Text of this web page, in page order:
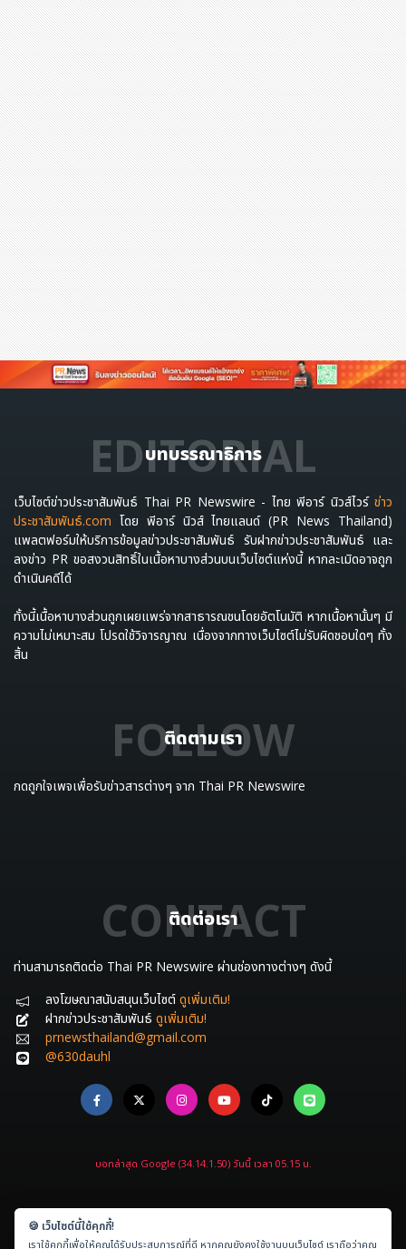
บทบรรณาธิการ
EDITORIAL
เว็บไซต์ข่าวประชาสัมพันธ์ Thai PR Newswire - ไทย พีอาร์ นิวส์ไวร์ ข่าว
ประชาสัมพันธ์.com โดย พีอาร์ นิวส์ ไทยแลนด์ (PR News Thailand)
แพลตฟอร์มให้บริการข้อมูลข่าวประชาสัมพันธ์ รับฝากข่าวประชาสัมพันธ์ และ
ลงข่าว PR ขอสงวนสิทธิ์ในเนื้อหาบางส่วนบนเว็บไซต์แห่งนี้ หากละเมิดอาจถูก
ดำเนินคดีได้
ทั้งนี้เนื้อหาบางส่วนถูกเผยแพร่จากสาธารณชนโดยอัตโนมัติ หากเนื้อหานั้นๆ มี
ความไม่เหมาะสม โปรดใช้วิจารญาณ เนื่องจากทางเว็บไซต์ไม่รับผิดชอบใดๆ ทั้ง
สิ้น
ติดตามเรา
FOLLOW
กดถูกใจเพจเพื่อรับข่าวสารต่างๆ จาก Thai PR Newswire
ติดต่อเรา
CONTACT
ท่านสามารถติดต่อ Thai PR Newswire ผ่านช่องทางต่างๆ ดังนี้
ลงโฆษณาสนับสนุนเว็บไซต์ ดูเพิ่มเติม!
ฝากข่าวประชาสัมพันธ์ ดูเพิ่มเติม!
prnewsthailand@gmail.com
@630dauhl
บอทล่าสุด Google (34.14.1.50) วันนี้ เวลา 05.15 น.
🍪 เว็บไซต์นี้ใช้คุกกี้!
เราใช้คุกกี้เพื่อให้คุณได้รับประสบการณ์ที่ดี หากคุณยังคงใช้งานบนเว็บไซต์ เราถือว่าคุณ